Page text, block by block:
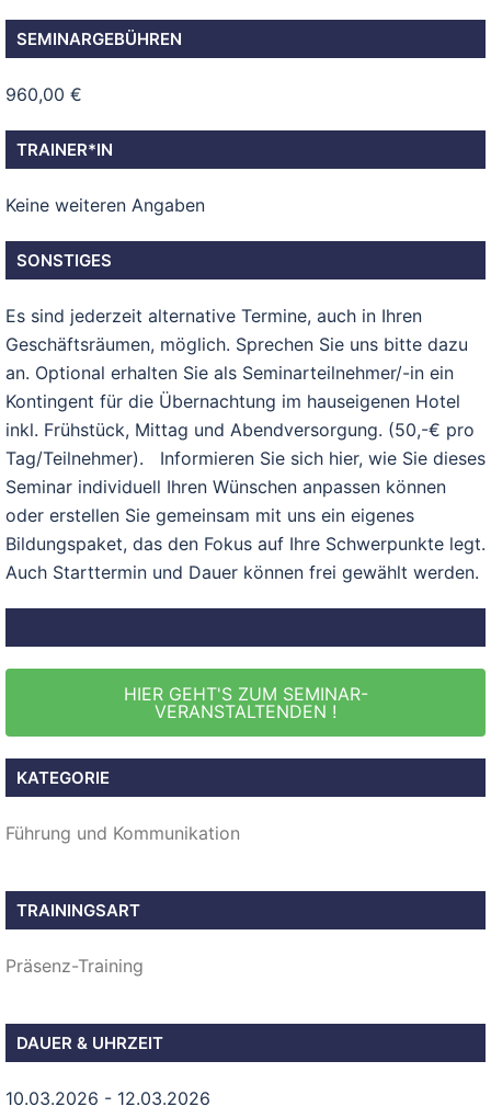
SEMINARGEBÜHREN
960,00 €
TRAINER*IN
Keine weiteren Angaben
SONSTIGES
Es sind jederzeit alternative Termine, auch in Ihren
Geschäftsräumen, möglich. Sprechen Sie uns bitte dazu
an. Optional erhalten Sie als Seminarteilnehmer/-in ein
Kontingent für die Übernachtung im hauseigenen Hotel
inkl. Frühstück, Mittag und Abendversorgung. (50,-€ pro
Tag/Teilnehmer). Informieren Sie sich hier, wie Sie dieses
Seminar individuell Ihren Wünschen anpassen können
oder erstellen Sie gemeinsam mit uns ein eigenes
Bildungspaket, das den Fokus auf Ihre Schwerpunkte legt.
Auch Starttermin und Dauer können frei gewählt werden.
HIER GEHT'S ZUM SEMINAR-
VERANSTALTENDEN !
KATEGORIE
Führung und Kommunikation
TRAININGSART
Präsenz-Training
DAUER & UHRZEIT
10.03.2026 - 12.03.2026